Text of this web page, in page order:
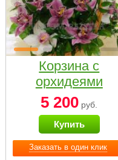
Заказать в один клик
Корзина с
орхидеями
малая
5 200 руб.
Купить